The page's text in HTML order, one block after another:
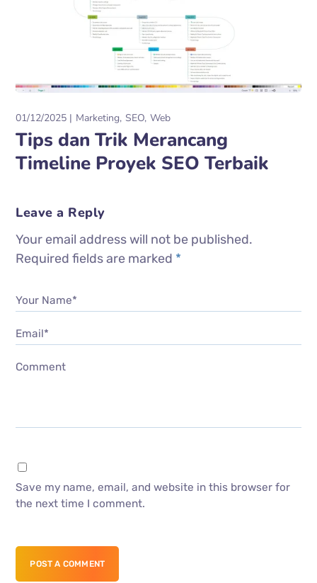
01/12/2025 Marketing SEO Web
Tips dan Trik Merancang
Timeline Proyek SEO Terbaik
Leave a Reply
Your email address will not be published.
Required fields are marked *
Your Name*
Email*
Comment
Save my name, email, and website in this browser for
the next time I comment.
POST A COMMENT